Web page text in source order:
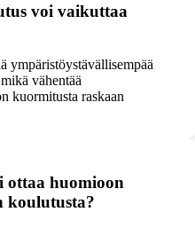
voi vaikuttaa
ympäristöystävällisempää
vähentää
kuormitusta raskaan
huomioon
koulutusta?